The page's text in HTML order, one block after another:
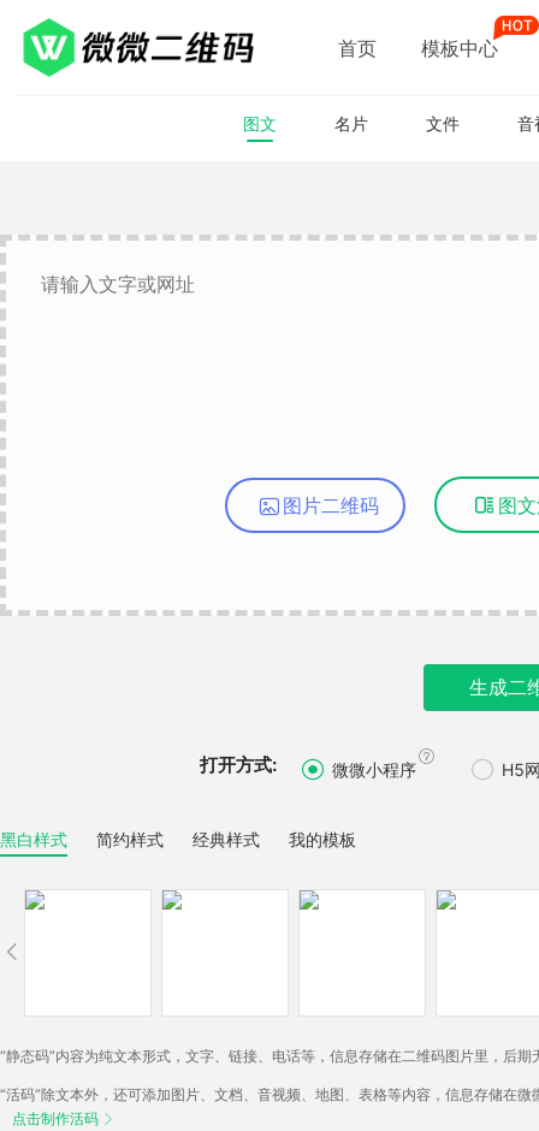
首页 模板中心
图文 名片 文件 音
图片二维码
  图
生成二
打开方式:  微微小程序

 H5
黑白样式 简约样式 经典样式 我的模板

“静态码”内容为纯文本形式，文字、链接、电话等，信息存储在二维码图片里，后期
“活码”除文本外，还可添加图片、文档、音视频、地图、表格等内容，信息存储在
点击制作活码 